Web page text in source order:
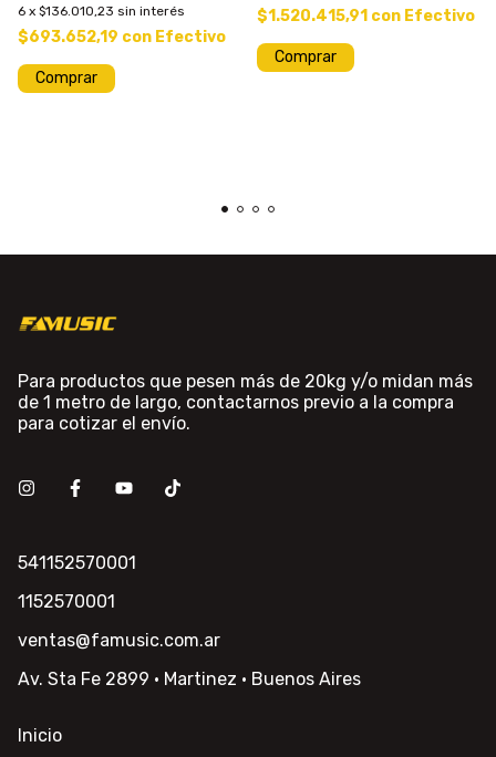
6 x $136.010,23 sin interés
$693.652,19 con Efectivo
$1.520.415,91 con Efectivo
Comprar
Para productos que pesen más de 20kg y/o midan más
de 1 metro de largo, contactarnos previo a la compra
para cotizar el envío.
541152570001
1152570001
ventas@famusic.com.ar
Av. Sta Fe 2899 · Martinez · Buenos Aires
Inicio